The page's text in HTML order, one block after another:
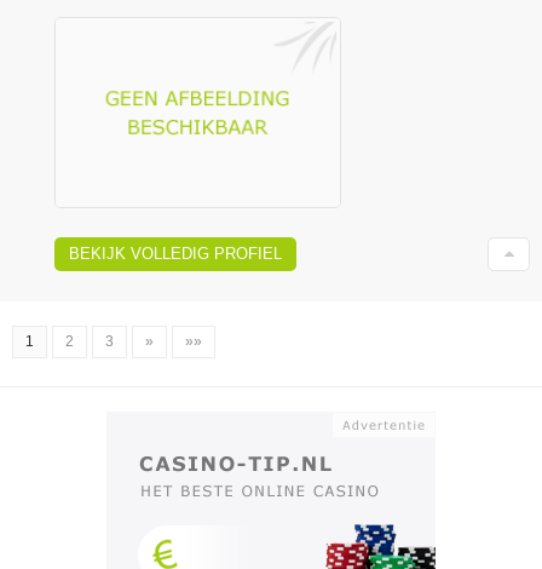
BEKIJK VOLLEDIG PROFIEL
1 2 3 » »»